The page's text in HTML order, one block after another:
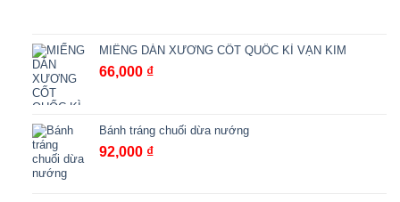
65,000 ₫
MIẾNG DÁN XƯƠNG CỐT QUỐC KÌ VẠN KIM
66,000 ₫
Bánh tráng chuối dừa nướng
92,000 ₫